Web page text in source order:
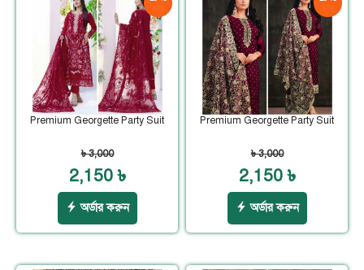
Premium Georgette Party Suit
৳ 3,000
2,150 ৳
অর্ডার করুন
Premium Georgette Party Suit
৳ 3,000
2,150 ৳
অর্ডার করুন